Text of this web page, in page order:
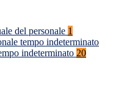
del personale 1
tempo indeterminato
indeterminato 20